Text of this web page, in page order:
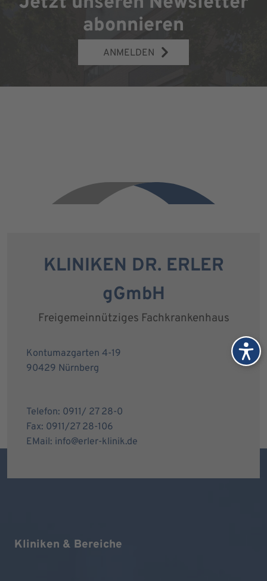
abonnieren
ANMELDEN
KLINIKEN DR. ERLER
gGmbH
Freigemeinnütziges Fachkrankenhaus
Kontumazgarten 4-19
90429 Nürnberg
Telefon: 0911/ 27 28-0
Fax: 0911/27 28-106
EMail: info@erler-klinik.de
Kliniken & Bereiche